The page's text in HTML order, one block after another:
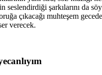
seslendirdiği şarkılarını da
çıkacağı muhteşem
verecek.